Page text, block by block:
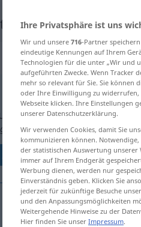
anklicken/antippen)
zaman incelik
Ihre Privatsphäre ist uns
Wir und unsere 716-Partner
eindeutige Kennungen auf Ihrem
Technologien für die unter „Wir und
aufgeführten Zwecke. Wenn Tracker
mehr so relevant für Sie. Sie können
oder Ihre Einwilligung zu widerrufen,
Webseite klicken. Ihre Einstellungen
unserer Datenschutzerklärung.
Wir verwenden Cookies, damit Sie
kommunizieren können.
der statistischen Auswertung
immer auf Ihrem Endgerät
Werbung dienen, werden nur
Einverständnis geben. Klicken Sie
jederzeit für zukünftige Besuche
und den Anpassungsmöglichkeiten
Weitergehende Hinweise zu der
Hier finden Sie unser Impressum.